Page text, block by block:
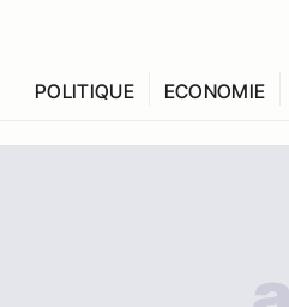
POLITIQUE ECONOMIE